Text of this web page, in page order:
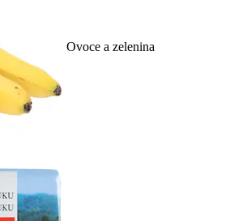
Ovoce a zelenina